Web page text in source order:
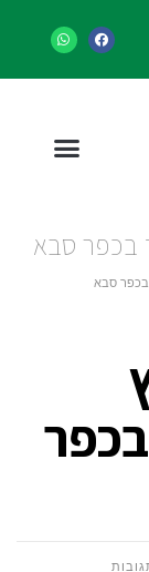
בכפר סבא
בכפר סבא